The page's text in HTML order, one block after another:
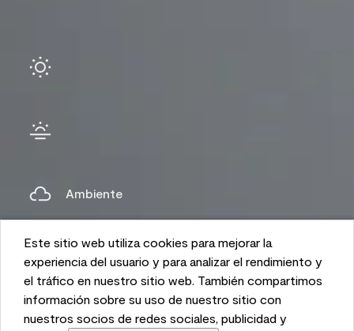
Este sitio web utiliza cookies para mejorar la
experiencia del usuario y para analizar el rendimiento y
el tráfico en nuestro sitio web. También compartimos
información sobre su uso de nuestro sitio con
nuestros socios de redes sociales, publicidad y
Este sitio web utiliza cookies para mejorar la
experiencia del usuario y para analizar el rendimiento y
el tráfico en nuestro sitio web. También compartimos
información sobre su uso de nuestro sitio con
nuestros socios de redes sociales, publicidad y
Ambiente